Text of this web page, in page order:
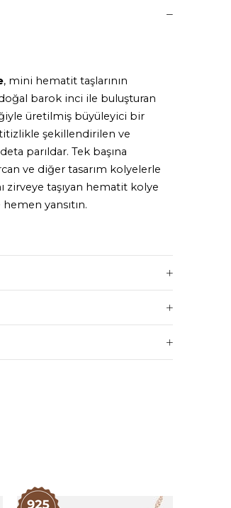
, mini hematit taşlarının
barok inci ile buluşturan
üretilmiş büyüleyici bir
titizlikle şekillendirilen ve
parıldar. Tek başına
ve diğer tasarım kolyelerle
zirveye taşıyan hematit kolye
yansıtın.